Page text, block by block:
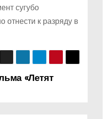
сугубо
отнести к разряду в
«Летят